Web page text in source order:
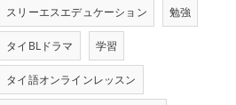
スリーエスエデュケーション 勉強
タイBLドラマ 学習
タイ語オンラインレッスン